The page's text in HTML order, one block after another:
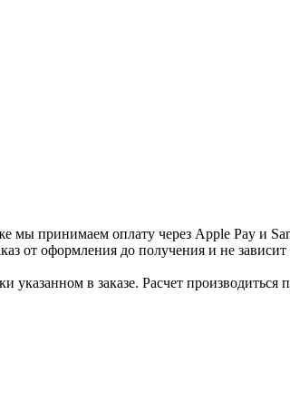
принимаем оплату через Apple Pay и
от оформления до получения и не зависит
в заказе. Расчет производиться